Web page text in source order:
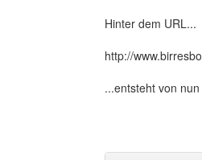
Hinter dem URL...
http://
...entsteht von